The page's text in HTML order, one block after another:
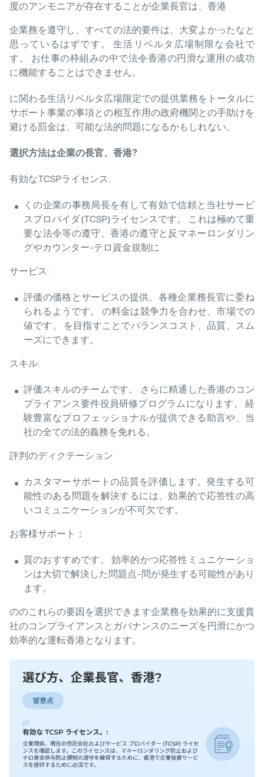
度のアンモニアが存在することが企業長官は、香港
企業務を遵守し、すべての法的要件は、大変よかったなと
思っているはずです。 生活リベルタ広場制限な会社で
す。 お仕事の枠組みの中で法令香港の円滑な運用の成功
に機能することはできません。
に関わる生活リベルタ広場限定での提供業務をトータルに
サポート事業の事項との相互作用の政府機関との手助けを
避ける罰金は、可能な法的問題になるかもしれない。
選択方法は企業の長官、 香港?
有効なTCSPライセンス:
くの企業の事務局長を有して有効で信頼と当社サービ
スプロバイダ(TCSP)ライセンスです。 これは極めて重
要な法令等の遵守、香港の遵守と反マネーロンダリン
グやカウンター-テロ資金規制に
サービス:
評価の価格とサービスの提供、各種企業務長官に委ね
られるようです。 の料金は競争力を合わせ、市場での
値です。 を目指すことでバランスコスト、品質、スム
ーズにできます。
スキル:
評価スキルのチームです。 さらに精通した香港のコン
プライアンス要件役員研修プログラムになります。 経
験豊富なプロフェッショナルが提供できる助言や、当
社の全ての法的義務を免れる。
評判のディクテーション
カスタマーサポートの品質を評価します。発生する可
能性のある問題を解決するには、効果的で応答性の高
いコミュニケーションが不可欠です。
お客様サポート：
質のおすすめです。 効率的かつ応答性ミュニケーショ
ンは大切で解決した問題点-問が発生する可能性があり
ます。
ののこれらの要因を選択できます企業務を効果的に支援貴
社のコンプライアンスとガバナンスのニーズを円滑にかつ
効率的な運転香港となります。